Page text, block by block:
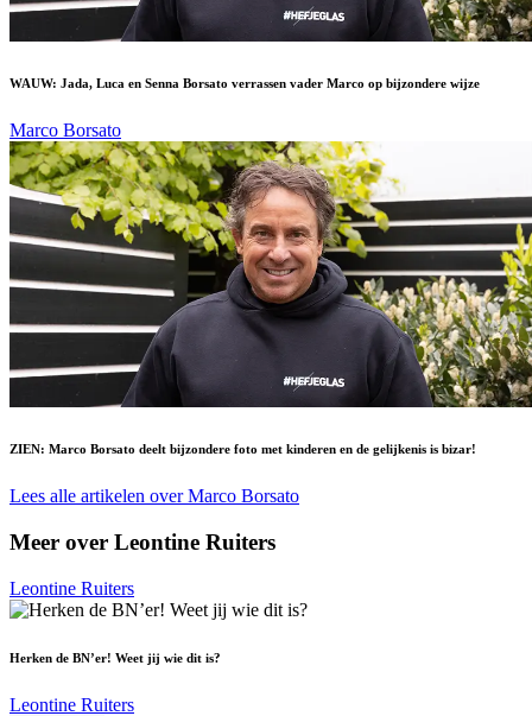
WAUW: Jada, Luca en Senna Borsato verrassen vader Marco op bijzondere wijze
Marco Borsato
ZIEN: Marco Borsato deelt bijzondere foto met kinderen en de gelijkenis is bizar!
Lees alle artikelen over Marco Borsato
Meer over Leontine Ruiters
Leontine Ruiters
Herken de BN’er! Weet jij wie dit is?
Leontine Ruiters